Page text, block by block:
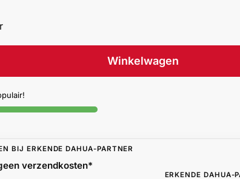
Winkelwagen
BIJ ERKENDE DAHUA-PARTNER
verzendkosten*
ERKENDE DAHUA-